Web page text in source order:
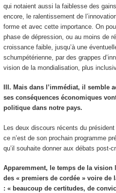
qui notaient aussi la faiblesse des
encore, le ralentissement de
forme et avec cette importance. On
phase de dépression, ou au moins de
croissance faible, jusqu’à une
schumpétérienne, par des grappes
vision de la mondialisation, plus
III. Mais dans l’immédiat, il semble
ses conséquences économiques
politique dans notre pays.
Les deux discours récents du
ce n’est de son prochain programme
qu’il souhaite donner aux débats post-
Apparemment, le temps de la vision
des « premiers de cordée » voire de
: « beaucoup de certitudes, de